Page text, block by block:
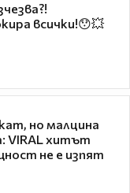
всички!😯💥
но малцина
VIRAL хитът
не е изпят